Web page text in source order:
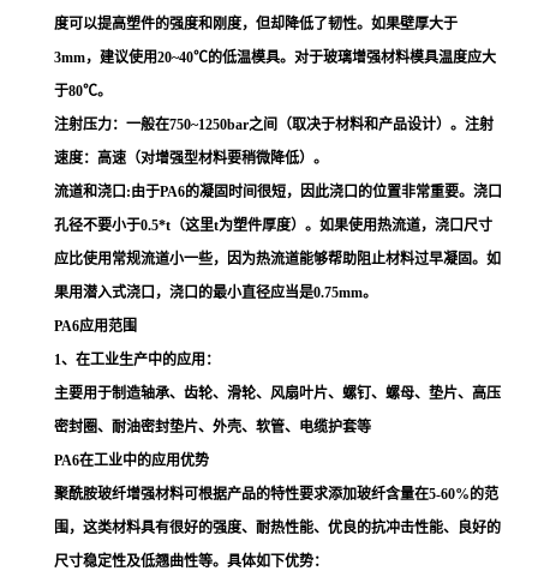
度可以提高塑件的强度和刚度，但却降低了韧性。如果壁厚大于
3mm，建议使用20~40℃的低温模具。对于玻璃增强材料模具温度应大
于80℃。
注射压力：一般在750~1250bar之间（取决于材料和产品设计）。注射
速度：高速（对增强型材料要稍微降低）。
流道和浇口:由于PA6的凝固时间很短，因此浇口的位置非常重要。浇口
孔径不要小于0.5*t（这里t为塑件厚度）。如果使用热流道，浇口尺寸
应比使用常规流道小一些，因为热流道能够帮助阻止材料过早凝固。如
果用潜入式浇口，浇口的最小直径应当是0.75mm。
PA6应用范围
1、在工业生产中的应用：
主要用于制造轴承、齿轮、滑轮、风扇叶片、螺钉、螺母、垫片、高压
密封圈、耐油密封垫片、外壳、软管、电缆护套等
PA6在工业中的应用优势
聚酰胺玻纤增强材料可根据产品的特性要求添加玻纤含量在5-60%的范
围，这类材料具有很好的强度、耐热性能、优良的抗冲击性能、良好的
尺寸稳定性及低翘曲性等。具体如下优势：